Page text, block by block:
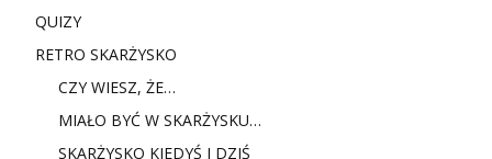
QUIZY
RETRO SKARŻYSKO
CZY WIESZ, ŻE…
MIAŁO BYĆ W SKARŻYSKU…
SKARŻYSKO KIEDYŚ I DZIŚ